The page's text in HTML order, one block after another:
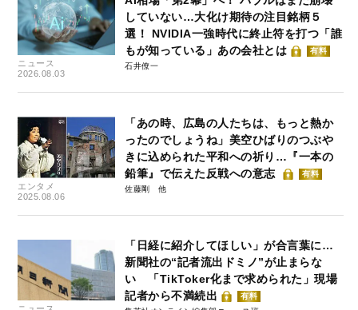
ニュース
2026.08.03
していない…大化け期待の注目銘柄５
選！ NVIDIA一強時代に終止符を打つ「誰
もが知っている」あの会社とは
有料
石井僚一
エンタメ
2025.08.06
「あの時、広島の人たちは、もっと熱か
ったのでしょうね」美空ひばりのつぶや
きに込められた平和への祈り…『一本の
鉛筆』で伝えた反戦への意志
有料
佐藤剛
「日経に紹介してほしい」が合言葉に…
新聞社の“記者流出ドミノ”が止まらな
い 「TikToker化まで求められた」現場
記者から不満続出
有料